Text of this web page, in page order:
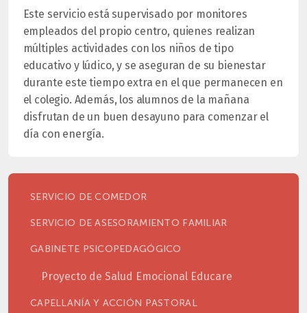
Este servicio está supervisado por monitores
empleados del propio centro, quienes realizan
múltiples actividades con los niños de tipo
educativo y lúdico, y se aseguran de su bienestar
durante este tiempo extra en el que permanecen en
el colegio. Además, los alumnos de la mañana
disfrutan de un buen desayuno para comenzar el
día con energía.
SERVICIO DE COMEDOR
SERVICIO DE ASESORAMIENTO FAMILIAR
GABINETE PSICOPEDAGÓGICO
Proyecto de Salud Emocional Educare
CAPELLANÍA Y ACCIÓN PASTORAL